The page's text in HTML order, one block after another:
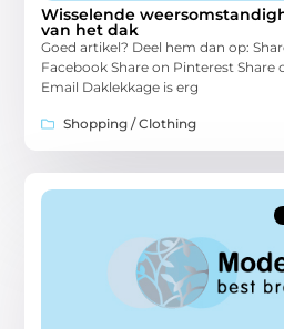
Wisselende
van het dak
Goed artikel? Deel hem dan op:
Facebook Share on Pinterest Share
Email Daklekkage is erg
Shopping / Clothing